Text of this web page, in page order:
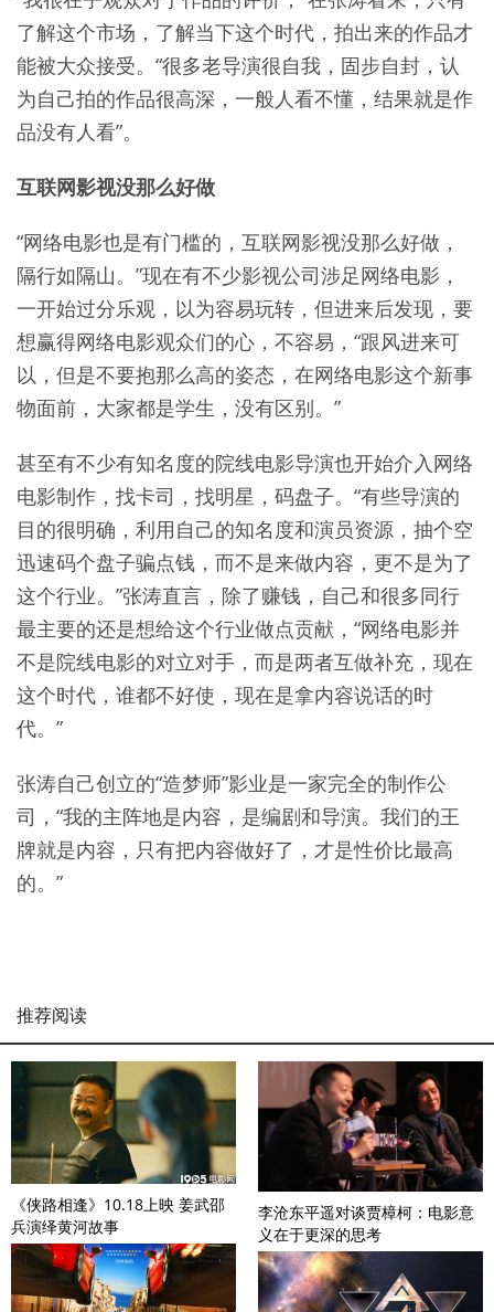
了解这个市场，了解当下这个时代，拍出来的作品才
能被大众接受。“很多老导演很自我，固步自封，认
为自己拍的作品很高深，一般人看不懂，结果就是作
品没有人看”。
互联网影视没那么好做
“网络电影也是有门槛的，互联网影视没那么好做，
隔行如隔山。”现在有不少影视公司涉足网络电影，
一开始过分乐观，以为容易玩转，但进来后发现，要
想赢得网络电影观众们的心，不容易，“跟风进来可
以，但是不要抱那么高的姿态，在网络电影这个新事
物面前，大家都是学生，没有区别。”
甚至有不少有知名度的院线电影导演也开始介入网络
电影制作，找卡司，找明星，码盘子。“有些导演的
目的很明确，利用自己的知名度和演员资源，抽个空
迅速码个盘子骗点钱，而不是来做内容，更不是为了
这个行业。”张涛直言，除了赚钱，自己和很多同行
最主要的还是想给这个行业做点贡献，“网络电影并
不是院线电影的对立对手，而是两者互做补充，现在
这个时代，谁都不好使，现在是拿内容说话的时
代。”
张涛自己创立的“造梦师”影业是一家完全的制作公
司，“我的主阵地是内容，是编剧和导演。我们的王
牌就是内容，只有把内容做好了，才是性价比最高
的。”
推荐阅读
《侠路相逢》10.18上映 姜武邵
兵演绎黄河故事
李沧东平遥对谈贾樟柯：电影意
义在于更深的思考